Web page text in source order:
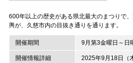
600年以上の歴史がある県北最大のまつりで
輿が、久慈市内の目抜き通りを通ります。
開催期間 9月第3金曜日～日
開催情報詳細
2025年9月18日（